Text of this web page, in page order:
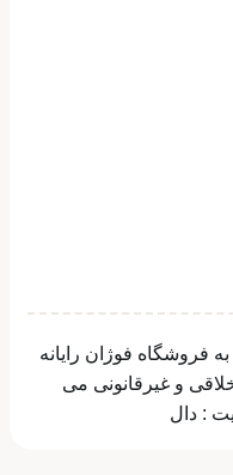
فروشگاه فوژان رایانه
و غیرقانونی می
: دال